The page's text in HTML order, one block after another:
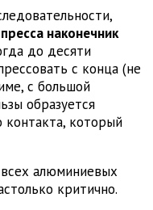
наконечник
до десяти
с конца (не
с большой
образуется
контакта, который
алюминиевых
критично.